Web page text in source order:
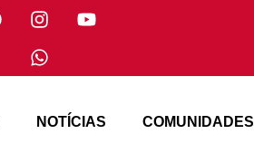
NOTÍCIAS COMUNIDADES